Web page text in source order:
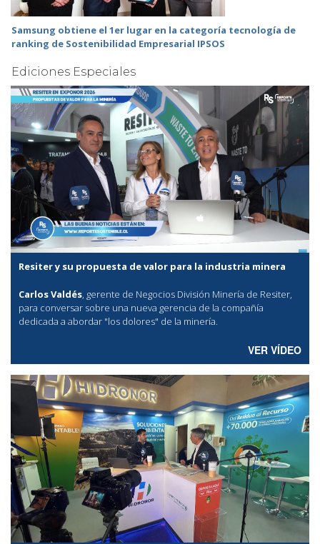
Samsung obtiene el 1er lugar en la categoría tecnología de
ranking de Sostenibilidad Empresarial IPSOS
Ediciones Especiales
Resiter y su propuesta de valor para la industria minera
Carlos Valdés, gerente de Negocios División Minería de Resiter,
para conversar sobre una nueva gerencia de la compañía
dedicada a abordar "los dolores" de la minería.
VER VÍDEO